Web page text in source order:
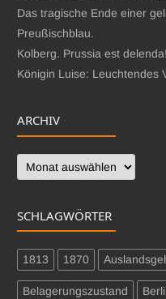
Das tragische Ende einer
Preußischblau.
Kolberg. Prussia est delenda!
Königin Luise: Leuchtendes
ARCHIV
Archiv
SCHLAGWÖRTER
1813 1870
Belagerungszustand